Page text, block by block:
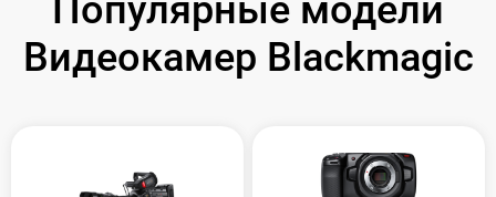
Популярные модели
Видеокамер Blackmagic